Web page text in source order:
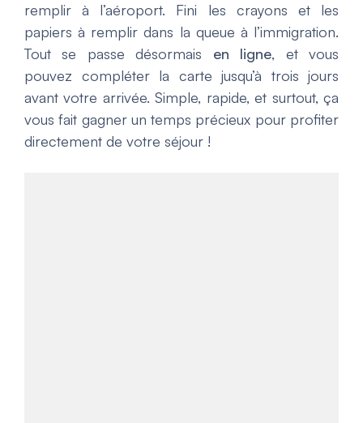
remplir à l’aéroport. Fini les crayons et les
papiers à remplir dans la queue à l’immigration.
Tout se passe désormais en ligne, et vous
pouvez compléter la carte jusqu’à trois jours
avant votre arrivée. Simple, rapide, et surtout, ça
vous fait gagner un temps précieux pour profiter
directement de votre séjour !